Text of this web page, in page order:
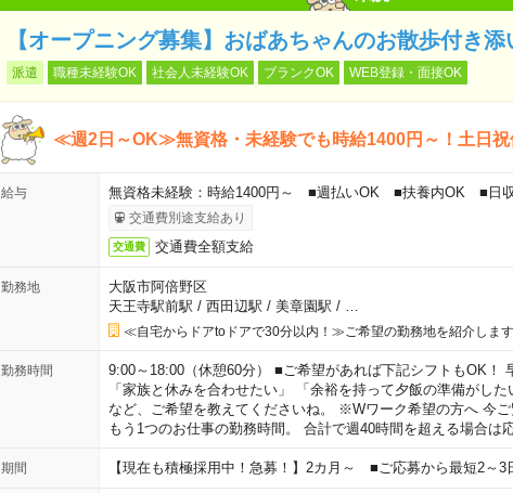
【オープニング募集】おばあちゃんのお散歩付き
派遣 職種未経験OK 社会人未経験OK ブランクOK WEB登録・面接OK
≪週2日～OK≫無資格・未経験でも時給1400円～！土日祝
給与 無資格未経験：時給1400円～ ■週払いOK ■扶養内OK ■日収
交通費別途支給あり
交通費 交通費全額支給
勤務地
大阪市阿倍野区
天王寺駅前駅 / 西田辺駅 / 美章園駅 /
≪自宅からドアtoドアで30分以内！≫ご希望の勤務地を紹介します
勤務時間
9:00～18:00（休憩60分） ■ご希望があれば下記シフトもOK！
「家族と休みを合わせたい」 「余裕を持って夕飯の準備がし
など、ご希望を教えてくださいね。 ※Wワーク希望の方へ 今ご
もう1つのお仕事の勤務時間。 合計で週40時間を超える場合は
期間 【現在も積極採用中！急募！】2カ月～ ■ご応募から最短2～3